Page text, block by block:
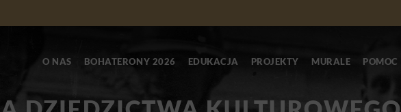
O NAS BOHATERONY 2026 EDUKACJA PROJEKTY MURALE POMOC